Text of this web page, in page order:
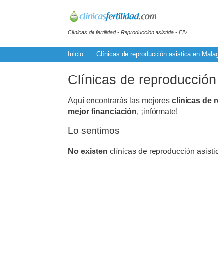
Clínicas de fertilidad - Reproducción asistida - FIV
Inicio Clínicas de reproducción asistida en
Clínicas de
Aquí encontrarás las mejores clínicas de
mejor financiación, ¡infórmate!
Lo sentimos
No existen clínicas de reproducción